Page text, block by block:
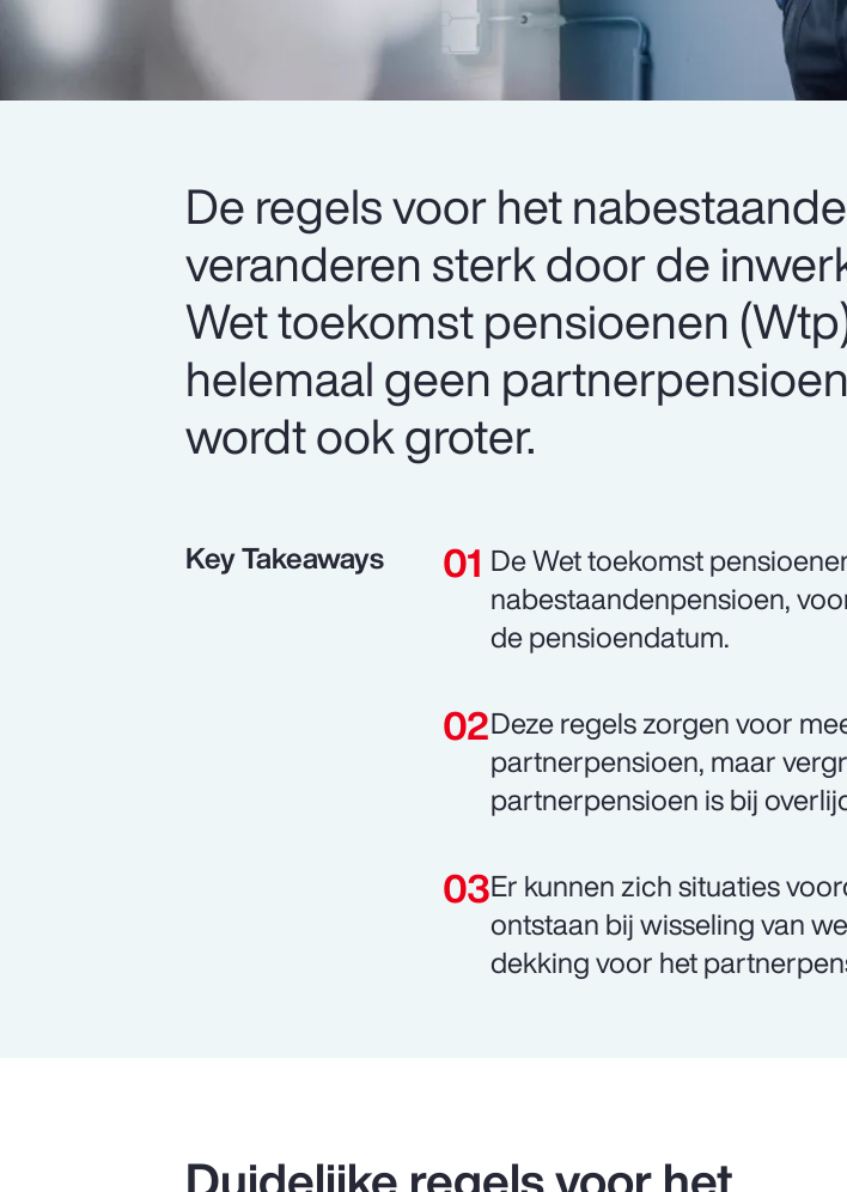
De regels voor het
veranderen sterk door de
Wet toekomst pensioenen
helemaal geen
wordt ook groter.
Key Takeaways
De Wet toekomst
nabestaandenpensioen,
de pensioendatum.
Deze regels zorgen voor
partnerpensioen, maar
partnerpensioen is bij
Er kunnen zich situaties
ontstaan bij wisseling van
dekking voor het